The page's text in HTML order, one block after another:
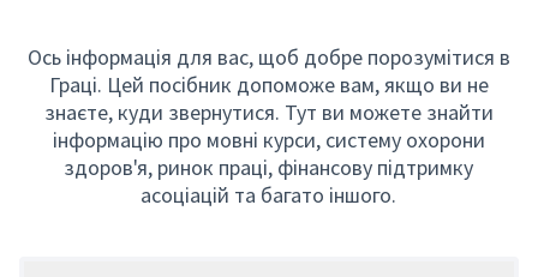
Ось інформація для вас, щоб добре порозумітися в
Граці. Цей посібник допоможе вам, якщо ви не
знаєте, куди звернутися. Тут ви можете знайти
інформацію про мовні курси, систему охорони
здоров'я, ринок праці, фінансову підтримку
асоціацій та багато іншого.